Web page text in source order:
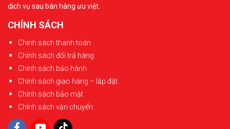
dịch vụ sau bán hàng ưu việt.
CHÍNH SÁCH
Chính sách thanh toán
Chính sách đổi trả hàng
Chính sách bảo hành
Chính sách giao hàng – lắp đặt
Chính sách bảo mật
Chính sách vận chuyển